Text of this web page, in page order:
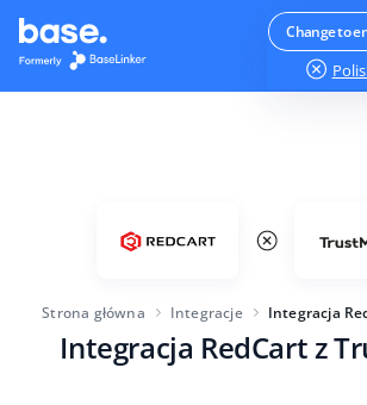
Change to
Przegląd funkcji
Magazyn
Wielkość firmy
Dla startujących e-commerce
Cennik
Wypróbuj za darmo
Strona główna Integracje Integracja
Integracja RedCart z